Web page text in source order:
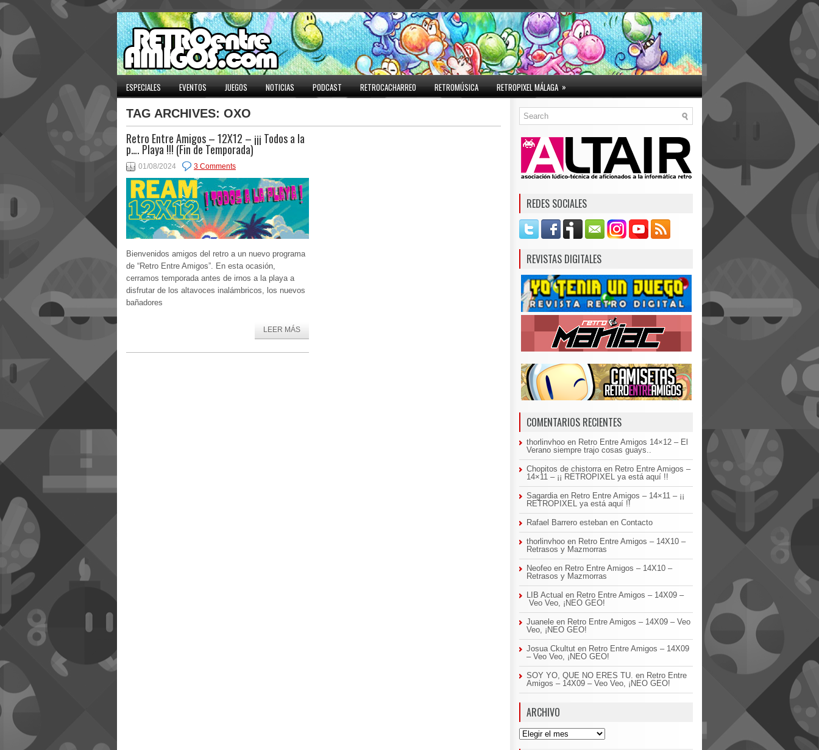
ESPECIALES EVENTOS JUEGOS NOTICIAS PODCAST RETROCACHARREO RETROMÚSICA RETROPIXEL MÁLAGA »
TAG ARCHIVES: OXO
Retro Entre Amigos – 12X12 – ¡¡¡ Todos a la
p…. Playa !!! (Fin de Temporada)
01/08/2024 3 Comments
Bienvenidos amigos del retro a un nuevo programa
de “Retro Entre Amigos”. En esta ocasión,
cerramos temporada antes de irnos a la playa a
disfrutar de los altavoces inalámbricos, los nuevos
bañadores
LEER MÁS
REDES SOCIALES
REVISTAS DIGITALES
COMENTARIOS RECIENTES
thorlinvhoo en Retro Entre Amigos 14×12 – El
Verano siempre trajo cosas guays..
Chopitos de chistorra en Retro Entre Amigos –
14×11 – ¡¡ RETROPIXEL ya está aquí !!
Sagardia en Retro Entre Amigos – 14×11 – ¡¡
RETROPIXEL ya está aquí !!
Rafael Barrero esteban en Contacto
thorlinvhoo en Retro Entre Amigos – 14X10 –
Retrasos y Mazmorras
Neofeo en Retro Entre Amigos – 14X10 –
Retrasos y Mazmorras
LIB Actual en Retro Entre Amigos – 14X09 –
Veo Veo, ¡NEO GEO!
Juanele en Retro Entre Amigos – 14X09 – Veo
Veo, ¡NEO GEO!
Josua Ckultut en Retro Entre Amigos – 14X09
– Veo Veo, ¡NEO GEO!
SOY YO, QUE NO ERES TU. en Retro Entre
Amigos – 14X09 – Veo Veo, ¡NEO GEO!
ARCHIVO
Archivo